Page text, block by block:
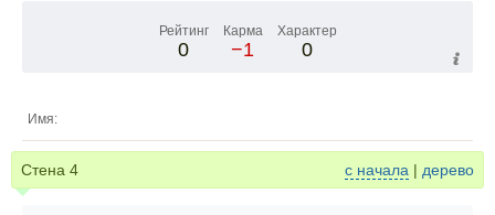
Рейтинг
0
Карма
−1
Характер
0
Имя:
Стена 4 с начала | дерево